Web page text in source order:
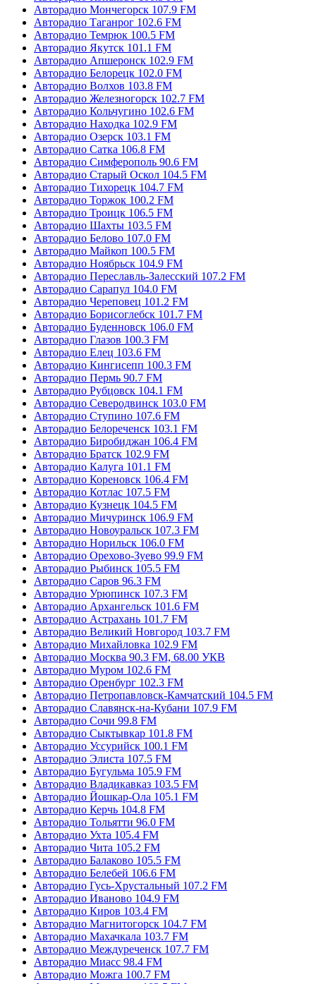
Авторадио Мончегорск 107.9 FM
Авторадио Таганрог 102.6 FM
Авторадио Темрюк 100.5 FM
Авторадио Якутск 101.1 FM
Авторадио Апшеронск 102.9 FM
Авторадио Белорецк 102.0 FM
Авторадио Волхов 103.8 FM
Авторадио Железногорск 102.7 FM
Авторадио Кольчугино 102.6 FM
Авторадио Находка 102.9 FM
Авторадио Озерск 103.1 FM
Авторадио Сатка 106.8 FM
Авторадио Симферополь 90.6 FM
Авторадио Старый Оскол 104.5 FM
Авторадио Тихорецк 104.7 FM
Авторадио Торжок 100.2 FM
Авторадио Троицк 106.5 FM
Авторадио Шахты 103.5 FM
Авторадио Белово 107.0 FM
Авторадио Майкоп 100.5 FM
Авторадио Ноябрьск 104.9 FM
Авторадио Переславль-Залесский 107.2 FM
Авторадио Сарапул 104.0 FM
Авторадио Череповец 101.2 FM
Авторадио Борисоглебск 101.7 FM
Авторадио Буденновск 106.0 FM
Авторадио Глазов 100.3 FM
Авторадио Елец 103.6 FM
Авторадио Кингисепп 100.3 FM
Авторадио Пермь 90.7 FM
Авторадио Рубцовск 104.1 FM
Авторадио Северодвинск 103.0 FM
Авторадио Ступино 107.6 FM
Авторадио Белореченск 103.1 FM
Авторадио Биробиджан 106.4 FM
Авторадио Братск 102.9 FM
Авторадио Калуга 101.1 FM
Авторадио Кореновск 106.4 FM
Авторадио Котлас 107.5 FM
Авторадио Кузнецк 104.5 FM
Авторадио Мичуринск 106.9 FM
Авторадио Новоуральск 107.3 FM
Авторадио Норильск 106.0 FM
Авторадио Орехово-Зуево 99.9 FM
Авторадио Рыбинск 105.5 FM
Авторадио Саров 96.3 FM
Авторадио Урюпинск 107.3 FM
Авторадио Архангельск 101.6 FM
Авторадио Астрахань 101.7 FM
Авторадио Великий Новгород 103.7 FM
Авторадио Михайловка 102.9 FM
Авторадио Москва 90.3 FM, 68.00 УКВ
Авторадио Муром 102.6 FM
Авторадио Оренбург 102.3 FM
Авторадио Петропавловск-Камчатский 104.5 FM
Авторадио Славянск-на-Кубани 107.9 FM
Авторадио Сочи 99.8 FM
Авторадио Сыктывкар 101.8 FM
Авторадио Уссурийск 100.1 FM
Авторадио Элиста 107.5 FM
Авторадио Бугульма 105.9 FM
Авторадио Владикавказ 103.5 FM
Авторадио Йошкар-Ола 105.1 FM
Авторадио Керчь 104.8 FM
Авторадио Тольятти 96.0 FM
Авторадио Ухта 105.4 FM
Авторадио Чита 105.2 FM
Авторадио Балаково 105.5 FM
Авторадио Белебей 106.6 FM
Авторадио Гусь-Хрустальный 107.2 FM
Авторадио Иваново 104.9 FM
Авторадио Киров 103.4 FM
Авторадио Магнитогорск 104.7 FM
Авторадио Махачкала 103.7 FM
Авторадио Междуреченск 107.7 FM
Авторадио Миасс 98.4 FM
Авторадио Можга 100.7 FM